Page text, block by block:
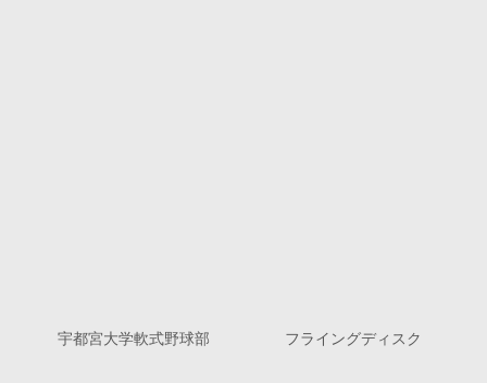
宇都宮大学軟式野球部 フライングディスク